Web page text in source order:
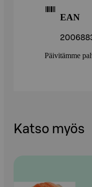
EAN
Päivitämme
Katso myös